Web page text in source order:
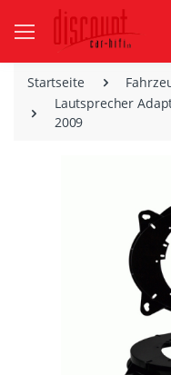
Startseite
Lautsprecher
2009